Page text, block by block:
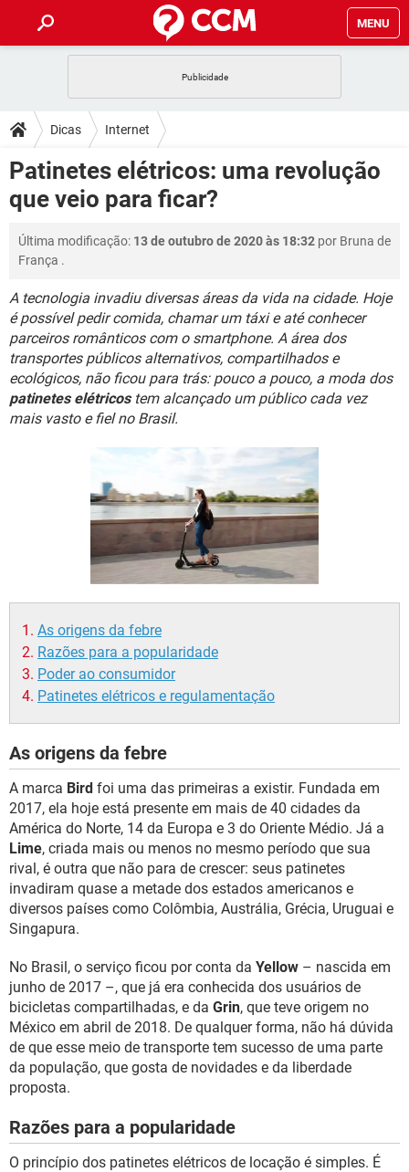
MENU
CELULAR
OUTLOOK EXCEL
INSTAGRAM
DICAS
JOGOS
CELULAR FACEBOOK
OUTLOOK
INSTAGRAM GMAIL
DOWNLOADS
JOGOS
OUTLOOK
INSTAGRAM GMAIL
GUIA DE COMPRAS
FÓRUM
JOGOS WHATSAPP
OUTLOOK EXCEL
INSTAGRAM GMAIL
GUIA DE COMPRAS
GLOSSÁRIO
JOGOS WHATSAPP
CELULAR FACEBOOK
OUTLOOK EXCEL
INSTAGRAM GMAIL
GUIA DE COMPRAS
Dicas Internet
Patinetes elétricos: uma revolução
que veio para ficar?
Última modificação: 13 de outubro de 2020 às 18:32 por Bruna de
França .
A tecnologia invadiu diversas áreas da vida na cidade. Hoje
é possível pedir comida, chamar um táxi e até conhecer
parceiros românticos com o smartphone. A área dos
transportes públicos alternativos, compartilhados e
ecológicos, não ficou para trás: pouco a pouco, a moda dos
patinetes elétricostem alcançado um público cada vez
mais vasto e fiel no Brasil.
As origens da febre
Razões para a popularidade
Poder ao consumidor
Patinetes elétricos e regulamentação
As origens da febre
A marca Bird foi uma das primeiras a existir. Fundada em
2017, ela hoje está presente em mais de 40 cidades da
América do Norte, 14 da Europa e 3 do Oriente Médio. Já a
Lime, criada mais ou menos no mesmo período que sua
rival, é outra que não para de crescer: seus patinetes
invadiram quase a metade dos estados americanos e
diversos países como Colômbia, Austrália, Grécia, Uruguai e
Singapura.
No Brasil, o serviço ficou por conta da Yellow – nascida em
junho de 2017 –, que já era conhecida dos usuários de
bicicletas compartilhadas, e da Grin, que teve origem no
México em abril de 2018. De qualquer forma, não há dúvida
de que esse meio de transporte tem sucesso de uma parte
da população, que gosta de novidades e da liberdade
proposta.
Razões para a popularidade
O princípio dos patinetes elétricos de locação é simples. É